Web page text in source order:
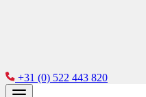
+31 (0) 522 443 820